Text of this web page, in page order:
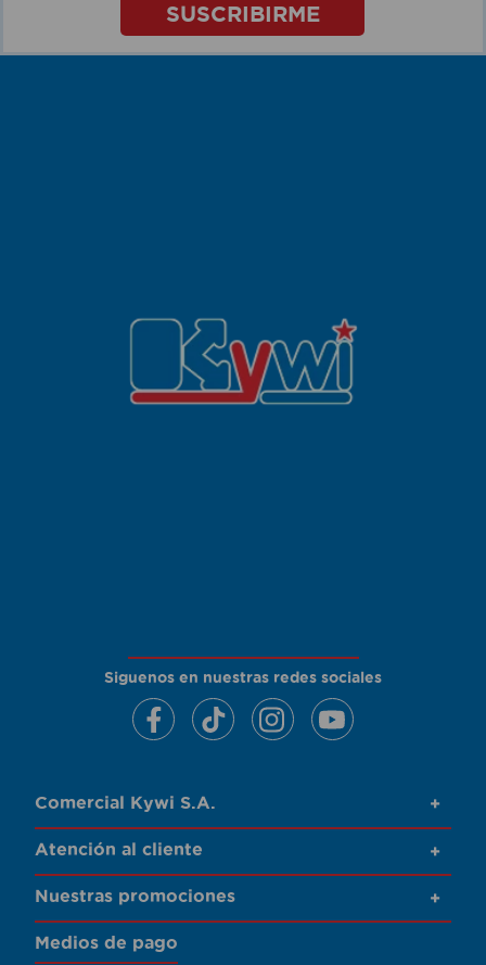
SUSCRIBIRME
Siguenos en nuestras redes sociales
Comercial Kywi S.A. +
Atención al cliente +
Nuestras promociones +
Medios de pago